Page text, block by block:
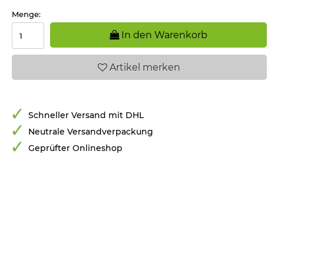
Menge:
In den Warenkorb
Artikel merken
Schneller Versand mit DHL
Neutrale Versandverpackung
Geprüfter Onlineshop